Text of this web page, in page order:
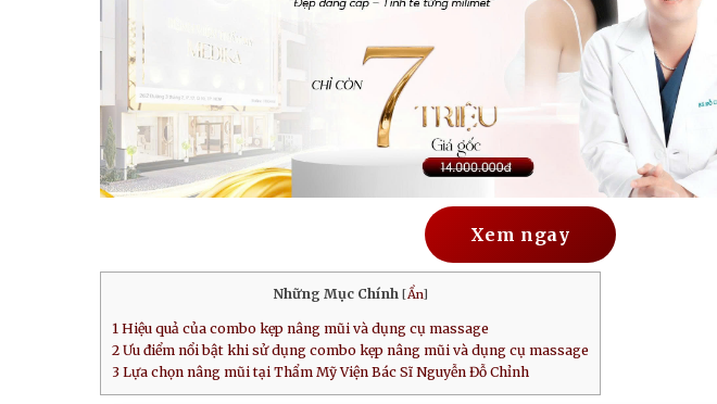
Xem ngay
Những Mục Chính [Ẩn]
1 Hiệu quả của combo kẹp nâng mũi và dụng cụ massage
2 Ưu điểm nổi bật khi sử dụng combo kẹp nâng mũi và dụng cụ massage
3 Lựa chọn nâng mũi tại Thẩm Mỹ Viện Bác Sĩ Nguyễn Đỗ Chỉnh